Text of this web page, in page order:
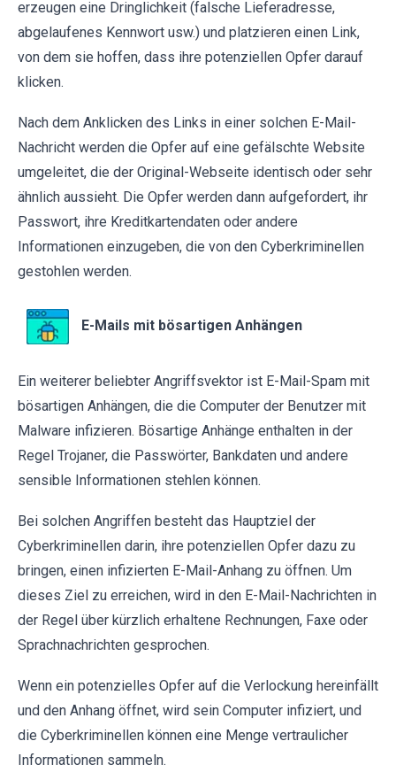
erzeugen eine Dringlichkeit (falsche Lieferadresse,
abgelaufenes Kennwort usw.) und platzieren einen Link,
von dem sie hoffen, dass ihre potenziellen Opfer darauf
klicken.
Nach dem Anklicken des Links in einer solchen E-Mail-
Nachricht werden die Opfer auf eine gefälschte Website
umgeleitet, die der Original-Webseite identisch oder sehr
ähnlich aussieht. Die Opfer werden dann aufgefordert, ihr
Passwort, ihre Kreditkartendaten oder andere
Informationen einzugeben, die von den Cyberkriminellen
gestohlen werden.
E-Mails mit bösartigen Anhängen
Ein weiterer beliebter Angriffsvektor ist E-Mail-Spam mit
bösartigen Anhängen, die die Computer der Benutzer mit
Malware infizieren. Bösartige Anhänge enthalten in der
Regel Trojaner, die Passwörter, Bankdaten und andere
sensible Informationen stehlen können.
Bei solchen Angriffen besteht das Hauptziel der
Cyberkriminellen darin, ihre potenziellen Opfer dazu zu
bringen, einen infizierten E-Mail-Anhang zu öffnen. Um
dieses Ziel zu erreichen, wird in den E-Mail-Nachrichten in
der Regel über kürzlich erhaltene Rechnungen, Faxe oder
Sprachnachrichten gesprochen.
Wenn ein potenzielles Opfer auf die Verlockung hereinfällt
und den Anhang öffnet, wird sein Computer infiziert, und
die Cyberkriminellen können eine Menge vertraulicher
Informationen sammeln.